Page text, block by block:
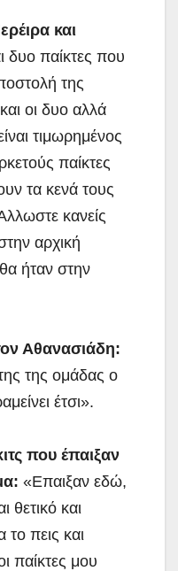
και
δυο παίκτες που
της
οι δυο αλλά
τιμωρημένος
παίκτες
τα κενά τους
κανείς
αρχική
ήταν στην
Αθανασιάδη:
της ομάδας ο
έτσι».
που έπαιξαν
«Επαιξαν εδώ,
θετικό και
το πεις και
παίκτες μου